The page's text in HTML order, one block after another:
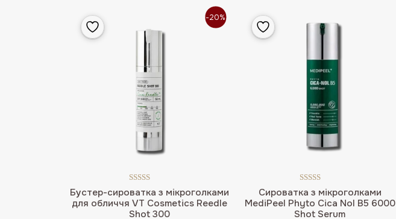
-20%
Бустер-сироватка з мікроголками
для обличчя VT Cosmetics Reedle
Shot 300
Оцінено в
5.00з 5
Сироватка з мікроголками
MediPeel Phyto Cica Nol B5 6000
Shot Serum
Оцінено в
5.00з 5